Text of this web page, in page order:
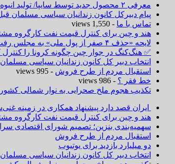
معرفی ۲ محصول جدید توسط سایپا/ تولید انبوه “کوئیک S “و “ساینا S ” آغاز شد
پیام دبیرکل کانون زندانیان سیاسی مسلمان
تماس با ما - 1,550 views
هند و چین برای کنترل قیمت نفت کارگروه
لایحه «حذف ۴ صفر از پول ملی» به مجلس رفت
✅ هنگ‌کنگ در جوار چین چگونه کرونا را کنترل
انتخاب دبیر کل کانون زندانیان سیاسی مسلمان
استقبال مردم از طرح فروش - 995 views
خط فقر ؟ - 986 views
تکذیب هجوم ملخ صحرایی به نوار شمالی کشور
ایران قصد دارد پیشنهاد همکاری در زمینه
هند و چین برای کنترل قیمت نفت کارگروه
سهمیه‌بندی بنزین؛ تصمیم شورای اقتصادی
استقبال مردم از طرح فروش
دو میلیارد بازدید برای یوتیوب
انتخاب دبیر کل کانون زندانیان سیاسی مسلمان